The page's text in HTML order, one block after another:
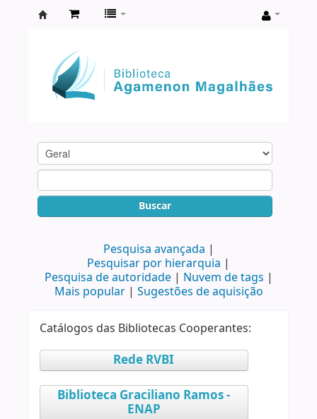
Agamenon
Magalhães
Buscar
Pesquisa avançada
Pesquisar por hierarquia
Pesquisa de autoridade
Nuvem de tags
Mais popular
Sugestões de aquisição
Catálogos das Bibliotecas Cooperantes:
Rede RVBI
Biblioteca Graciliano Ramos -
ENAP